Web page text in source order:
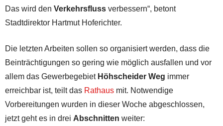
Das wird den Verkehrsfluss verbessern“, betont
Stadtdirektor Hartmut Hoferichter.
Die letzten Arbeiten sollen so organisiert werden, dass die
Beinträchtigungen so gering wie möglich ausfallen und vor
allem das Gewerbegebiet Höhscheider Weg immer
erreichbar ist, teilt das Rathaus mit. Notwendige
Vorbereitungen wurden in dieser Woche abgeschlossen,
jetzt geht es in drei Abschnitten weiter: